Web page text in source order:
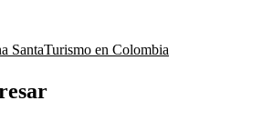
SantaTurismo en Colombia